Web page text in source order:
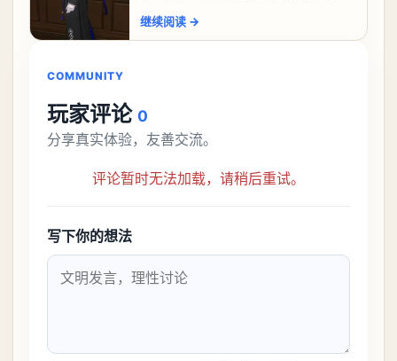
机关枪攻略。异环咖啡机关枪怎么过一、
继续阅读 →
COMMUNITY
玩家评论 0
分享真实体验，友善交流。
评论暂时无法加载，请稍后重试。
写下你的想法